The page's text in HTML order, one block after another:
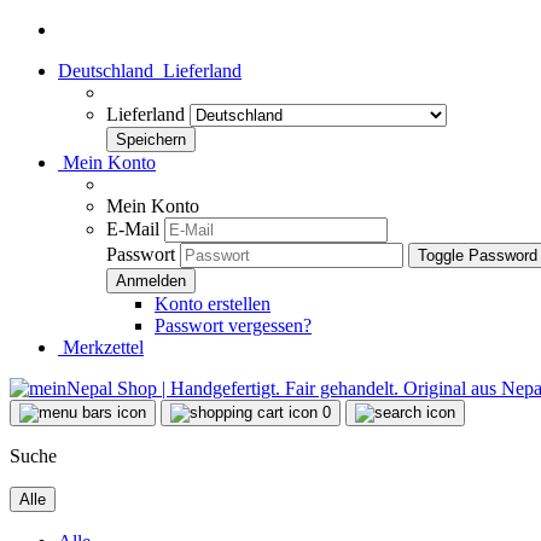
Deutschland Lieferland
Lieferland
Mein Konto
Mein Konto
E-Mail
Passwort
Toggle
Konto erstellen
Passwort vergessen?
Merkzettel
0
Suche
Alle